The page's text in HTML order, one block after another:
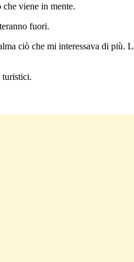
viene in mente.
fuori.
ciò che mi interessava di più.
turistici.